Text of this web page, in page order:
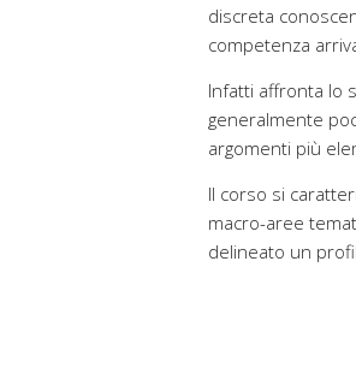
discreta
competenza
Infatti affronta lo
generalmente
argomenti più
Il corso si
macro-aree
delineato un